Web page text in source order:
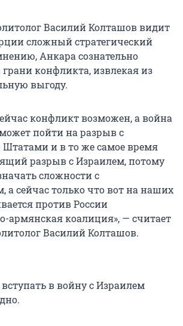
Василий Колташов видит
сложный стратегический
Анкара сознательно
грани конфликта, извлекая из
выгоду.
конфликт возможен, а война
пойти на разрыв с
и в то же самое время
разрыв с Израилем, потому
сложности с
а сейчас только что вот на наших
против России
армянская коалиция», — считает
Василий Колташов.
в войну с Израилем